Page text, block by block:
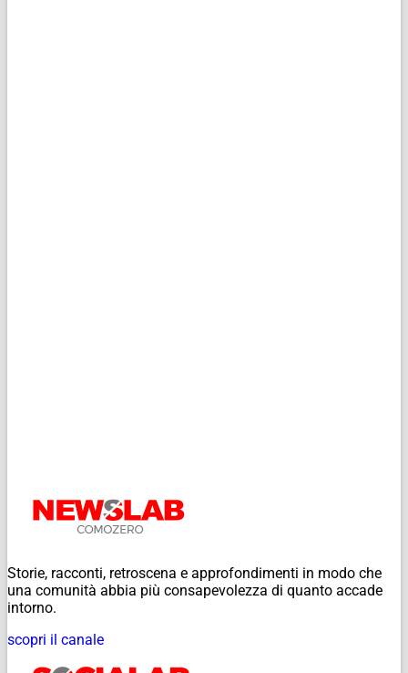
Storie, racconti, retroscena e approfondimenti in modo che
una comunità abbia più consapevolezza di quanto accade
intorno.
scopri il canale